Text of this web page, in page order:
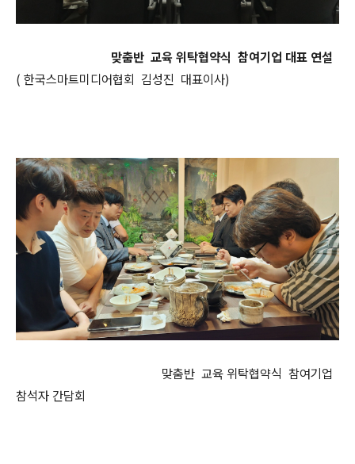
맞춤반 교육 위탁협약식 참여기업 대표 연설
( 한국스마트미디어협회 김성진 대표이사)
맞춤반 교육 위탁협약식 참여기업
참석자 간담회